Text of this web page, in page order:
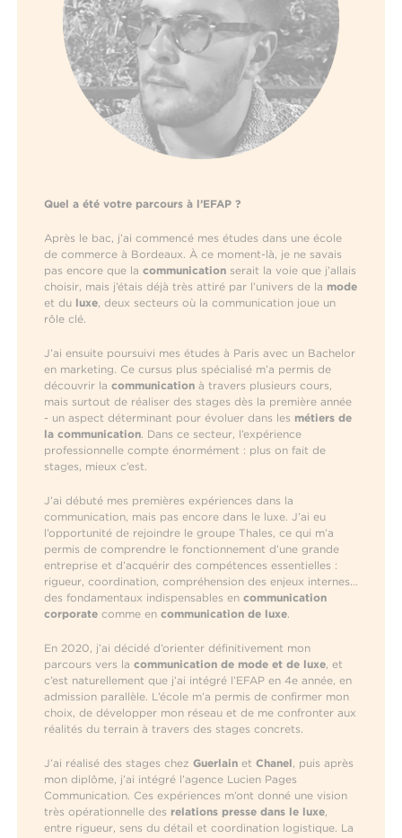
Quel a été votre parcours à l’EFAP ?
Après le bac, j’ai commencé mes études dans une école
de commerce à Bordeaux. À ce moment-là, je ne savais
pas encore que la communicationserait la voie que j’allais
choisir, mais j’étais déjà très attiré par l’univers de la mode
et du luxe, deux secteurs où la communication joue un
rôle clé.
J’ai ensuite poursuivi mes études à Paris avec un Bachelor
en marketing. Ce cursus plus spécialisé m’a permis de
découvrir la communicationà travers plusieurs cours,
mais surtout de réaliser des stages dès la première année
- un aspect déterminant pour évoluer dans les métiers de
la communication. Dans ce secteur, l’expérience
professionnelle compte énormément : plus on fait de
stages, mieux c’est.
J’ai débuté mes premières expériences dans la
communication, mais pas encore dans le luxe. J’ai eu
l’opportunité de rejoindre le groupe Thales, ce qui m’a
permis de comprendre le fonctionnement d’une grande
entreprise et d’acquérir des compétences essentielles :
rigueur, coordination, compréhension des enjeux internes…
des fondamentaux indispensables en communication
corporatecomme en communication de luxe.
En 2020, j’ai décidé d’orienter définitivement mon
parcours vers la communication de mode et de luxe, et
c’est naturellement que j’ai intégré l’EFAP en 4e année, en
admission parallèle. L’école m’a permis de confirmer mon
choix, de développer mon réseau et de me confronter aux
réalités du terrain à travers des stages concrets.
J’ai réalisé des stages chez Guerlainet Chanel, puis après
mon diplôme, j’ai intégré l’agence Lucien Pages
Communication. Ces expériences m’ont donné une vision
très opérationnelle des relations presse dans le luxe,
entre rigueur, sens du détail et coordination logistique. La